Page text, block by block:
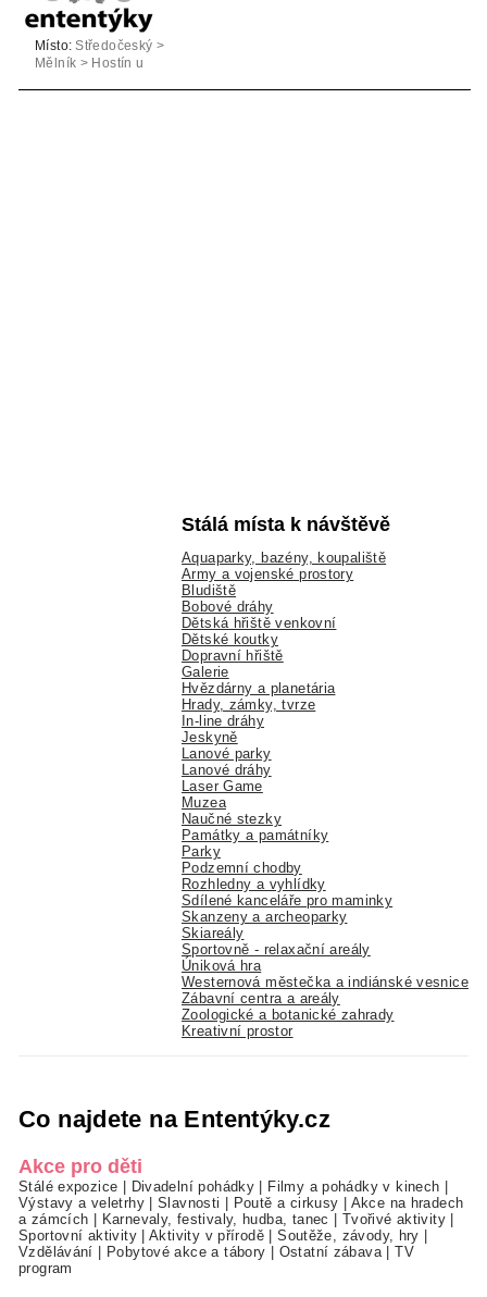
Místo: Středočeský >
Mělník > Hostín u
Stálá místa k návštěvě
Aquaparky, bazény, koupaliště
Army a vojenské prostory
Bludiště
Bobové dráhy
Dětská hřiště venkovní
Dětské koutky
Dopravní hřiště
Galerie
Hvězdárny a planetária
Hrady, zámky, tvrze
In-line dráhy
Jeskyně
Lanové parky
Lanové dráhy
Laser Game
Muzea
Naučné stezky
Památky a památníky
Parky
Podzemní chodby
Rozhledny a vyhlídky
Sdílené kanceláře pro maminky
Skanzeny a archeoparky
Skiareály
Sportovně - relaxační areály
Úniková hra
Westernová městečka a indiánské vesnice
Zábavní centra a areály
Zoologické a botanické zahrady
Kreativní prostor
Co najdete na Ententýky.cz
Akce pro děti
Stálé expozice Divadelní pohádky Filmy a pohádky v kinech
Výstavy a veletrhy|Slavnosti Poutě a cirkusy
Akce na hradech
a zámcích
Karnevaly, festivaly, hudba, tanec Tvořivé aktivity
Sportovní aktivity|Aktivity v přírodě |Soutěže, závody, hry
Vzdělávání
Pobytové akce a tábory Ostatní zábava|TV
program